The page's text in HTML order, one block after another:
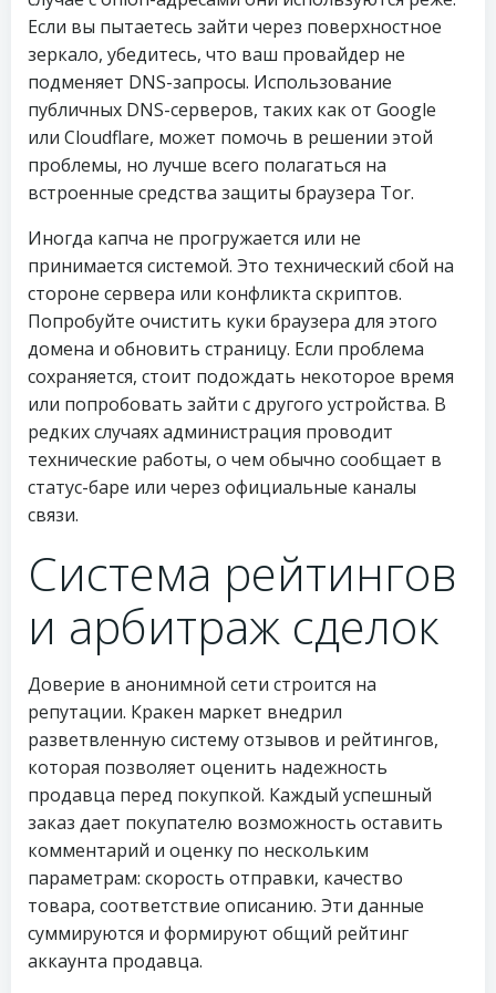
Если вы пытаетесь зайти через поверхностное
зеркало, убедитесь, что ваш провайдер не
подменяет DNS-запросы. Использование
публичных DNS-серверов, таких как от Google
или Cloudflare, может помочь в решении этой
проблемы, но лучше всего полагаться на
встроенные средства защиты браузера Tor.
Иногда капча не прогружается или не
принимается системой. Это технический сбой на
стороне сервера или конфликта скриптов.
Попробуйте очистить куки браузера для этого
домена и обновить страницу. Если проблема
сохраняется, стоит подождать некоторое время
или попробовать зайти с другого устройства. В
редких случаях администрация проводит
технические работы, о чем обычно сообщает в
статус-баре или через официальные каналы
связи.
Система рейтингов
и арбитраж сделок
Доверие в анонимной сети строится на
репутации. Кракен маркет внедрил
разветвленную систему отзывов и рейтингов,
которая позволяет оценить надежность
продавца перед покупкой. Каждый успешный
заказ дает покупателю возможность оставить
комментарий и оценку по нескольким
параметрам: скорость отправки, качество
товара, соответствие описанию. Эти данные
суммируются и формируют общий рейтинг
аккаунта продавца.